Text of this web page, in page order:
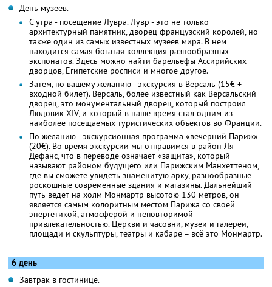
День музеев.
С утра - посещение Лувра. Лувр - это не только
архитектурный памятник, дворец французский королей, но
также один из самых известных музеев мира. В нем
находится самая богатая коллекция разнообразных
экспонатов. Здесь можно найти барельефы Ассирийских
дворцов, Египетские росписи и многое другое.
Затем, по вашему желанию - экскурсия в Версаль (15€ +
входной билет). Версаль, более известный как Версальский
дворец, это монументальный дворец, который построил
Людовик XIV, и который в наше время стал одним из
наиболее посещаемых туристических объектов во Франции.
По желанию - экскурсионная программа «вечерний Париж»
(20€). Во время экскурсии мы отправимся в район Ля
Дефанс, что в переводе означает «защита», который
называют районом будущего или Парижским Манхеттеном,
где вы сможете увидеть знаменитую арку, разнообразные
роскошные современные здания и магазины. Дальнейший
путь ведет на холм Монмартр высотою 130 метров, он
является самым колоритным местом Парижа со своей
энергетикой, атмосферой и неповторимой
привлекательностью. Церкви и часовни, музеи и галереи,
площади и скульптуры, театры и кабаре – всё это Монмартр.
6 день
Завтрак в гостинице.